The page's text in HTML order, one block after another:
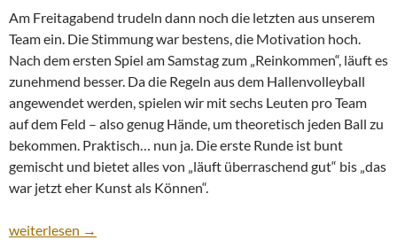
Am Freitagabend trudeln dann noch die letzten aus unserem
Team ein. Die Stimmung war bestens, die Motivation hoch.
Nach dem ersten Spiel am Samstag zum „Reinkommen“, läuft es
zunehmend besser. Da die Regeln aus dem Hallenvolleyball
angewendet werden, spielen wir mit sechs Leuten pro Team
auf dem Feld – also genug Hände, um theoretisch jeden Ball zu
bekommen. Praktisch… nun ja. Die erste Runde ist bunt
gemischt und bietet alles von „läuft überraschend gut“ bis „das
war jetzt eher Kunst als Können“.
Strandturnier auf Langeoog – Sand und Sonne satt
weiterlesen →